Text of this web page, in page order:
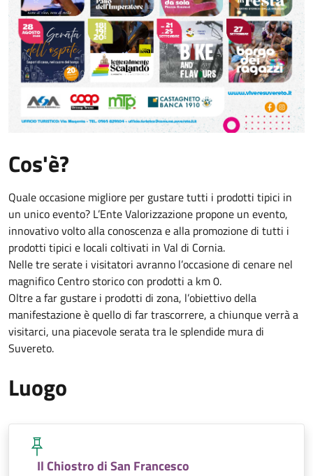
Cos'è?
Quale occasione migliore per gustare tutti i prodotti tipici in
un unico evento? L’Ente Valorizzazione propone un evento,
innovativo volto alla conoscenza e alla promozione di tutti i
prodotti tipici e locali coltivati in Val di Cornia.
Nelle tre serate i visitatori avranno l’occasione di cenare nel
magnifico Centro storico con prodotti a km 0.
Oltre a far gustare i prodotti di zona, l’obiettivo della
manifestazione è quello di far trascorrere, a chiunque verrà a
visitarci, una piacevole serata tra le splendide mura di
Suvereto.
Luogo
Il Chiostro di San Francesco